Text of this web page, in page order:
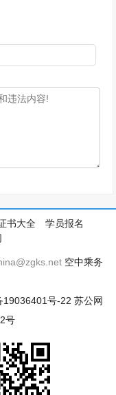
书大全
学员报名
空中乘务
19036401号-22 苏公网
号